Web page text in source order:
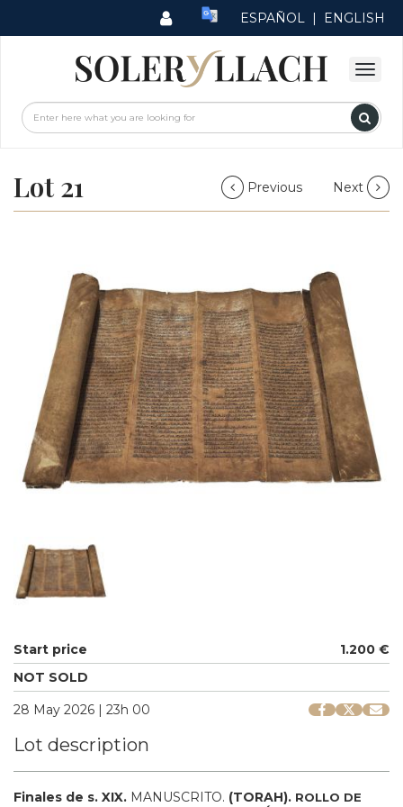
ESPAÑOL | ENGLISH
Lot 21 Previous Next
Start price
1.200 €
NOT SOLD
28 May 2026 | 23h 00
Lot description
Finales de s. XIX. MANUSCRITO. (TORAH). ROLLO DE